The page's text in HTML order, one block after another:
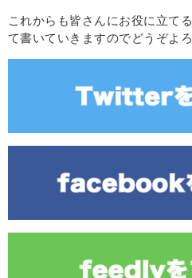
これからも皆さんにお役に立て
て書いていきますのでどうぞよ